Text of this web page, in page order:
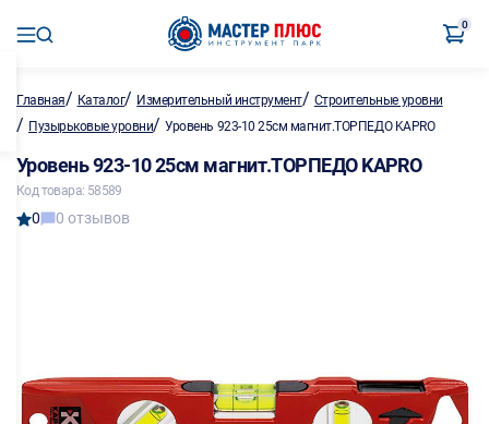
0
Главная/ Каталог/ Измерительный инструмент/ Строительные уровни
/ Пузырьковые уровни/Уровень 923-10 25см магнит.ТОРПЕДО KAPRO
Уровень 923-10 25см магнит.ТОРПЕДО KAPRO
Код товара: 58589
0 0 отзывов